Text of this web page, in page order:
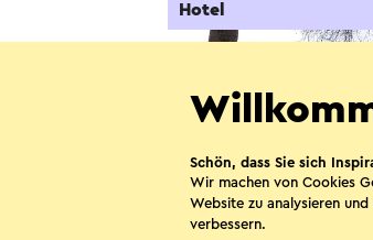
Hotel
Schön, dass Sie sich
Wir machen von Cookies
Website zu analysieren
verbessern.